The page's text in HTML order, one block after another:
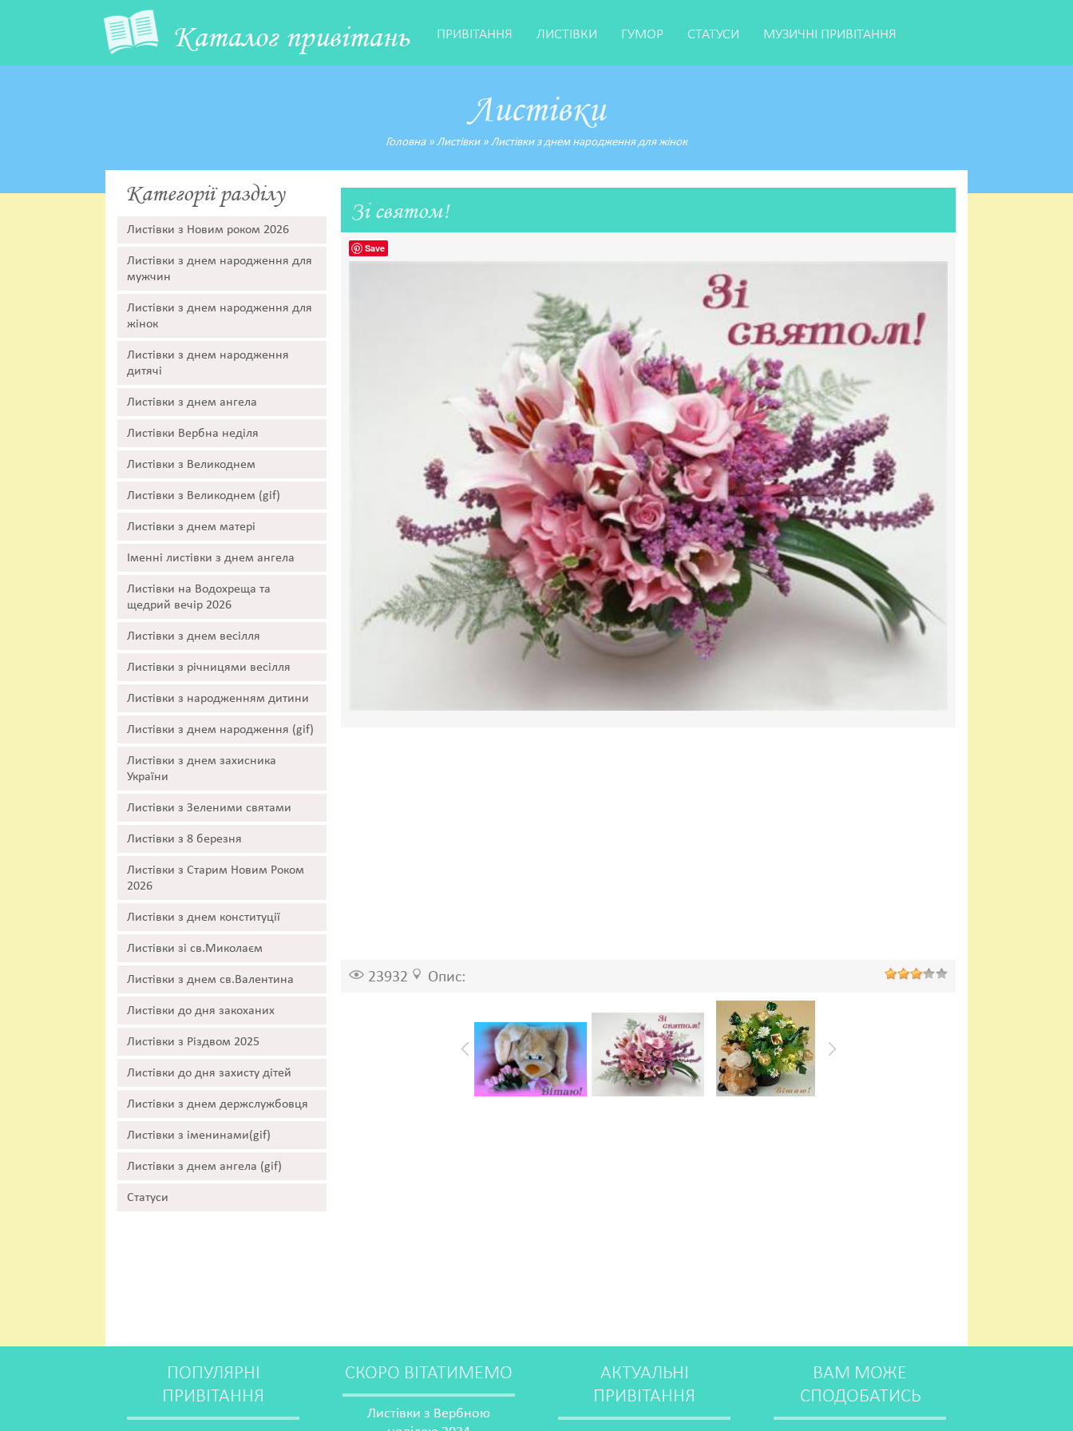
Каталог привітань ПРИВІТАННЯ ЛИСТІВКИ ГУМОР СТАТУСИ МУЗИЧНІ ПРИВІТАННЯ
Листівки
Головна» Листівки» Листівки з днем народження для жінок
Категорії разділу
Листівки з Новим роком 2026
Листівки з днем народження для
мужчин
Листівки з днем народження для
жінок
Листівки з днем народження
дитячі
Листівки з днем ангела
Листівки Вербна неділя
Листівки з Великоднем
Листівки з Великоднем (gif)
Листівки з днем матері
Іменні листівки з днем ангела
Листівки на Водохреща та
щедрий вечір 2026
Листівки з днем весілля
Листівки з річницями весілля
Листівки з народженням дитини
Листівки з днем народження (gif)
Листівки з днем захисника
України
Листівки з Зеленими святами
Листівки з 8 березня
Листівки з Старим Новим Роком
2026
Листівки з днем конституції
Листівки зі св.Миколаєм
Листівки з днем св.Валентина
Листівки до дня закоханих
Листівки з Різдвом 2025
Листівки до дня захисту дітей
Листівки з днем держслужбовця
Листівки з іменинами(gif)
Листівки з днем ангела (gif)
Статуси
Зі святом!
Save
23932 Опис:
ПОПУЛЯРНІ
ПРИВІТАННЯ
СКОРО ВІТАТИМЕМО
Листівки з Вербною
АКТУАЛЬНІ
ПРИВІТАННЯ
ВАМ МОЖЕ
СПОДОБАТИСЬ